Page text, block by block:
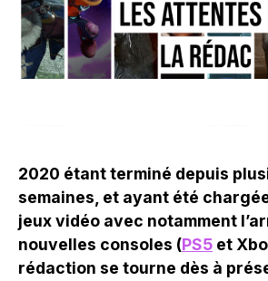
2020 étant terminé depuis
semaines, et ayant été
jeux vidéo avec notamment
nouvelles consoles (PS5 et
rédaction se tourne dès à